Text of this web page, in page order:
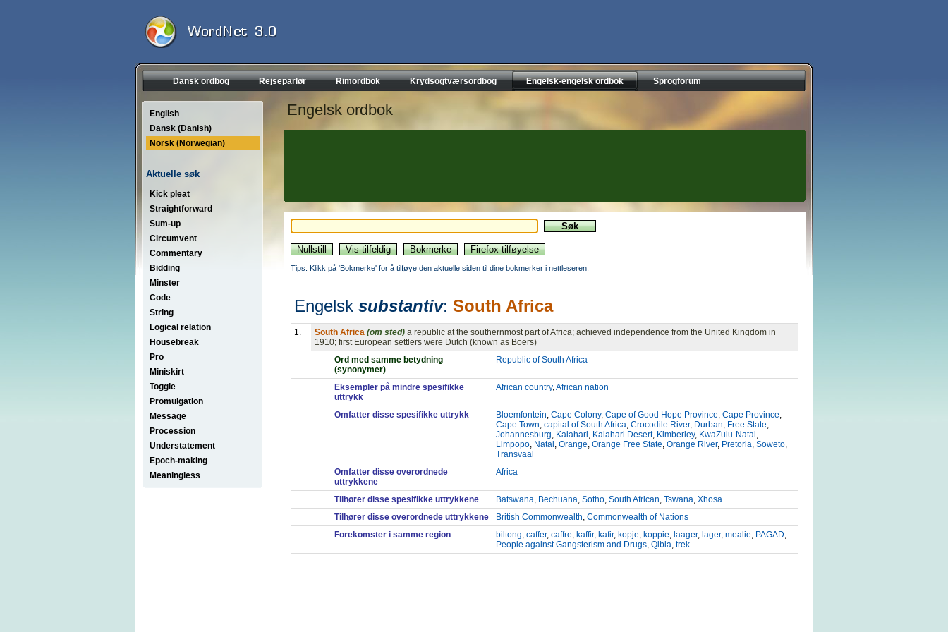
Dansk ordbog Rejseparlør Rimordbok Krydsogtværsordbog Engelsk-engelsk ordbok Sprogforum
English
Dansk (Danish)
Norsk (Norwegian)
Aktuelle søk
Kick pleat
Straightforward
Sum-up
Circumvent
Commentary
Bidding
Minster
Code
String
Logical relation
Housebreak
Pro
Miniskirt
Toggle
Promulgation
Message
Procession
Understatement
Epoch-making
Meaningless
Engelsk ordbok
Tips: Klikk på 'Bokmerke' for å tilføye den aktuelle siden til dine bokmerker i nettleseren.
Engelsk substantiv: South Africa
1. South Africa (om sted) a republic at the southernmost part of Africa; achieved independence from the United Kingdom in
1910; first European settlers were Dutch (known as Boers)
Ord med samme betydning
(synonymer)
Republic of South Africa
Eksempler på mindre spesifikke
uttrykk
African country,African nation
Omfatter disse spesifikke uttrykk Bloemfontein, Cape Colony, Cape of Good Hope Province, Cape Province,
Cape Town, capital of South Africa, Crocodile River, Durban, Free State,
Johannesburg, Kalahari, Kalahari Desert, Kimberley, KwaZulu-Natal ,
Limpopo, Natal , Orange, Orange Free State, Orange River, Pretoria, Soweto,
Transvaal
Omfatter disse overordnede
uttrykkene
Africa
Tilhører disse spesifikke uttrykkene Batswana, Bechuana, Sotho, South African, Tswana, Xhosa
Tilhører disse overordnede uttrykkene
British Commonwealth, Commonwealth of Nations
Forekomster i samme region
biltong, caffer, caffre, kaffir, kafir, kopje, koppie, laager, lager, mealie, PAGAD,
People against Gangsterism and Drugs, Qibla, trek